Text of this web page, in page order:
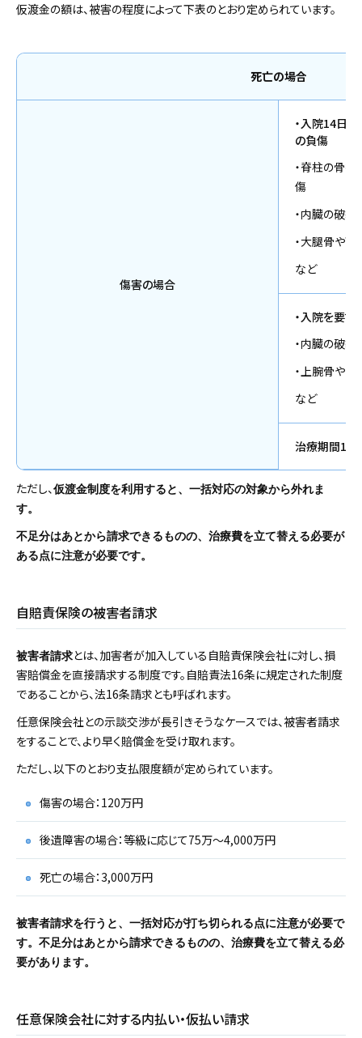
仮渡金の額は、被害の程度によって下表のとおり定められています。
死亡の場合
傷害の場合
・入院14日
の負傷
・脊柱の骨
傷
・内臓の破
・大腿骨や
など
・入院を要
・内臓の破裂
・上腕骨や
など
治療期間11
ただし、仮渡金制度を利用すると、一括対応の対象から外れま
す。
不足分はあとから請求できるものの、治療費を立て替える必要が
ある点に注意が必要です。
自賠責保険の被害者請求
被害者請求とは、加害者が加入している自賠責保険会社に対し、損
害賠償金を直接請求する制度です。自賠責法16条に規定された制度
であることから、法16条請求とも呼ばれます。
任意保険会社との示談交渉が長引きそうなケースでは、被害者請求
をすることで、より早く賠償金を受け取れます。
ただし、以下のとおり支払限度額が定められています。
傷害の場合：120万円
後遺障害の場合：等級に応じて75万～4,000万円
死亡の場合：3,000万円
被害者請求を行うと、一括対応が打ち切られる点に注意が必要で
す。不足分はあとから請求できるものの、治療費を立て替える必
要があります。
任意保険会社に対する内払い・仮払い請求